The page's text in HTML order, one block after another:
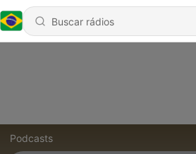
Podcasts